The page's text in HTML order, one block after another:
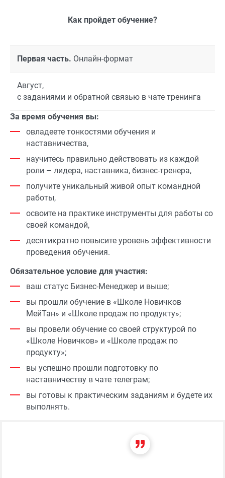
Как пройдет обучение?
Первая часть. Онлайн-формат
Август,
с заданиями и обратной связью в чате тренинга
За время обучения вы:
овладеете тонкостями обучения и
наставничества,
научитесь правильно действовать из каждой
роли – лидера, наставника, бизнес-тренера,
получите уникальный живой опыт командной
работы,
освоите на практике инструменты для работы со
своей командой,
десятикратно повысите уровень эффективности
проведения обучения.
Обязательное условие для участия:
ваш статус Бизнес-Менеджер и выше;
вы прошли обучение в «Школе Новичков
МейТан» и «Школе продаж по продукту»;
вы провели обучение со своей структурой по
«Школе Новичков» и «Школе продаж по
продукту»;
вы успешно прошли подготовку по
наставничеству в чате телеграм;
вы готовы к практическим заданиям и будете их
выполнять.